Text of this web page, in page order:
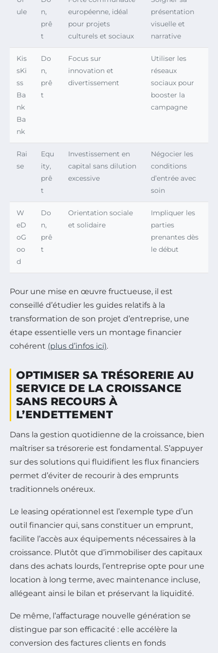
ule
n,
prê
t
européenne, idéal
pour projets
culturels et sociaux
présentation
visuelle et
narrative
Kis
sKi
ss
Ba
nk
Ba
nk
Do
n,
prê
t
Focus sur
innovation et
divertissement
Utiliser les
réseaux
sociaux pour
booster la
campagne
Rai
se
Equ
ity,
prê
t
Investissement en
capital sans dilution
excessive
Négocier les
conditions
d’entrée avec
soin
W
eD
oG
oo
d
Do
n,
prê
t
Orientation sociale
et solidaire
Impliquer les
parties
prenantes dès
le début
Pour une mise en œuvre fructueuse, il est
conseillé d’étudier les guides relatifs à la
transformation de son projet d’entreprise, une
étape essentielle vers un montage financier
cohérent (plus d’infos ici).
OPTIMISER SA TRÉSORERIE AU
SERVICE DE LA CROISSANCE
SANS RECOURS À
L’ENDETTEMENT
Dans la gestion quotidienne de la croissance, bien
maîtriser sa trésorerie est fondamental. S’appuyer
sur des solutions qui fluidifient les flux financiers
permet d’éviter de recourir à des emprunts
traditionnels onéreux.
Le leasing opérationnel est l’exemple type d’un
outil financier qui, sans constituer un emprunt,
facilite l’accès aux équipements nécessaires à la
croissance. Plutôt que d’immobiliser des capitaux
dans des achats lourds, l’entreprise opte pour une
location à long terme, avec maintenance incluse,
allégeant ainsi le bilan et préservant la liquidité.
De même, l’affacturage nouvelle génération se
distingue par son efficacité : elle accélère la
conversion des factures clients en fonds